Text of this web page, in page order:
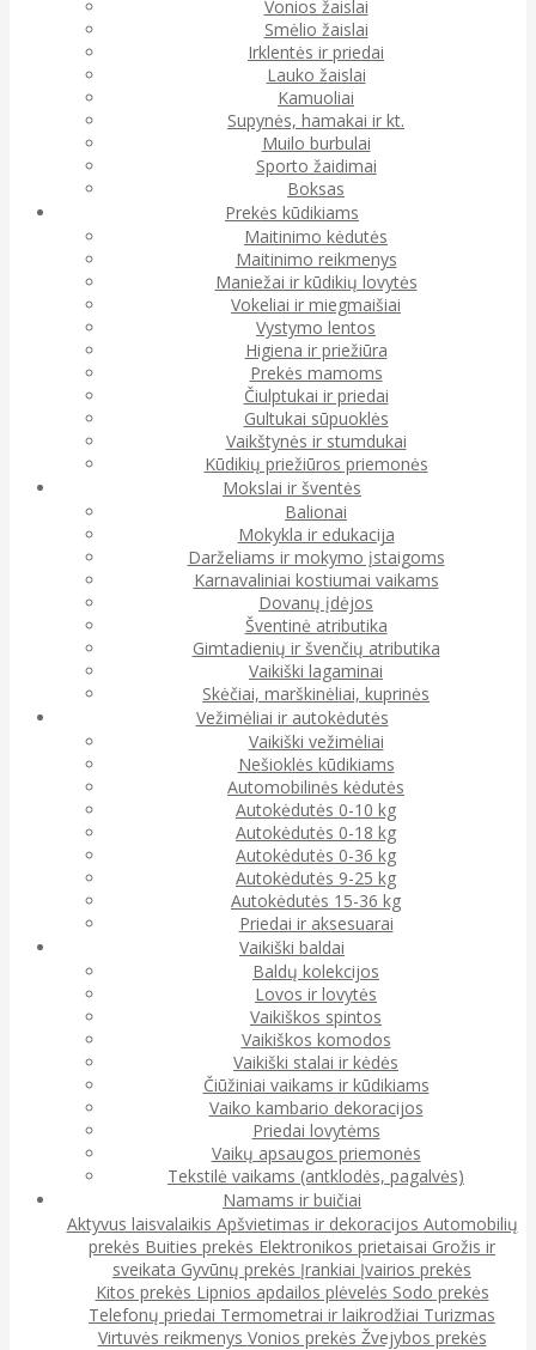
Vonios žaislai
Smėlio žaislai
Irklentės ir priedai
Lauko žaislai
Kamuoliai
Supynės, hamakai ir kt.
Muilo burbulai
Sporto žaidimai
Boksas
Prekės kūdikiams
Maitinimo kėdutės
Maitinimo reikmenys
Maniežai ir kūdikių lovytės
Vokeliai ir miegmaišiai
Vystymo lentos
Higiena ir priežiūra
Prekės mamoms
Čiulptukai ir priedai
Gultukai sūpuoklės
Vaikštynės ir stumdukai
Kūdikių priežiūros priemonės
Mokslai ir šventės
Balionai
Mokykla ir edukacija
Darželiams ir mokymo įstaigoms
Karnavaliniai kostiumai vaikams
Dovanų įdėjos
Šventinė atributika
Gimtadienių ir švenčių atributika
Vaikiški lagaminai
Skėčiai, marškinėliai, kuprinės
Vežimėliai ir autokėdutės
Vaikiški vežimėliai
Nešioklės kūdikiams
Automobilinės kėdutės
Autokėdutės 0-10 kg
Autokėdutės 0-18 kg
Autokėdutės 0-36 kg
Autokėdutės 9-25 kg
Autokėdutės 15-36 kg
Priedai ir aksesuarai
Vaikiški baldai
Baldų kolekcijos
Lovos ir lovytės
Vaikiškos spintos
Vaikiškos komodos
Vaikiški stalai ir kėdės
Čiūžiniai vaikams ir kūdikiams
Vaiko kambario dekoracijos
Priedai lovytėms
Vaikų apsaugos priemonės
Tekstilė vaikams (antklodės, pagalvės)
Namams ir buičiai
Aktyvus laisvalaikis Apšvietimas ir dekoracijos Automobilių
prekės Buities prekės Elektronikos prietaisai Grožis ir
sveikata Gyvūnų prekės Įrankiai Įvairios prekės
Kitos prekės Lipnios apdailos plėvelės Sodo prekės
Telefonų priedai Termometrai ir laikrodžiai Turizmas
Virtuvės reikmenys Vonios prekės Žvejybos prekės